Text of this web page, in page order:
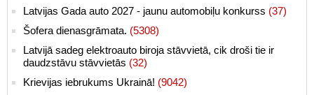
Latvijas Gada auto 2027 - jaunu automobiļu konkurss (37)
Šofera dienasgrāmata. (5308)
Latvijā sadeg elektroauto biroja stāvvietā, cik droši tie ir
daudzstāvu stāvvietās (32)
Krievijas iebrukums Ukrainā! (9042)